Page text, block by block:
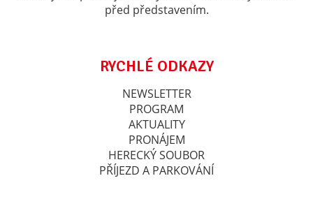
před představením.
RYCHLÉ ODKAZY
NEWSLETTER
PROGRAM
AKTUALITY
PRONÁJEM
HERECKÝ SOUBOR
PŘÍJEZD A PARKOVÁNÍ